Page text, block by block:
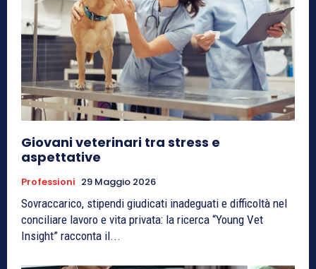
Giovani veterinari tra stress e
aspettative
Professioni 29 Maggio 2026
Sovraccarico, stipendi giudicati inadeguati e difficoltà nel
conciliare lavoro e vita privata: la ricerca “Young Vet
Insight” racconta il...